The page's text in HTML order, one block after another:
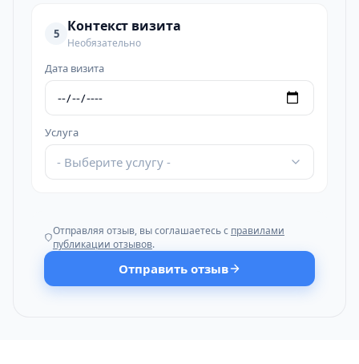
5 Контекст визита
Необязательно
Дата визита
Услуга
- Выберите услугу -
Отправляя отзыв, вы соглашаетесь с правилами
публикации отзывов.
Отправить отзыв